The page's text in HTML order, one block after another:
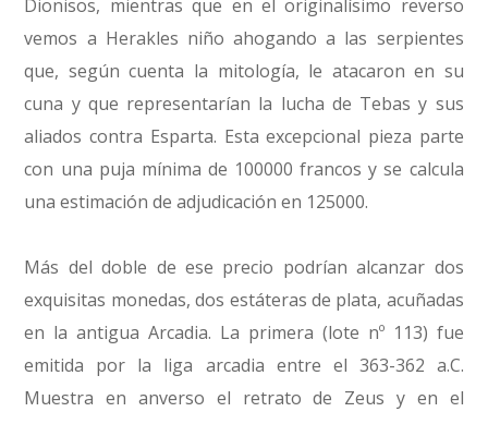
Dionisos, mientras que en el originalísimo reverso
vemos a Herakles niño ahogando a las serpientes
que, según cuenta la mitología, le atacaron en su
cuna y que representarían la lucha de Tebas y sus
aliados contra Esparta. Esta excepcional pieza parte
con una puja mínima de 100000 francos y se calcula
una estimación de adjudicación en 125000.
Más del doble de ese precio podrían alcanzar dos
exquisitas monedas, dos estáteras de plata, acuñadas
en la antigua Arcadia. La primera (lote nº 113) fue
emitida por la liga arcadia entre el 363-362 a.C.
Muestra en anverso el retrato de Zeus y en el